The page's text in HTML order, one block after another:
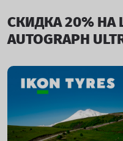
СКИДКА 20%
AUTOGRAPH